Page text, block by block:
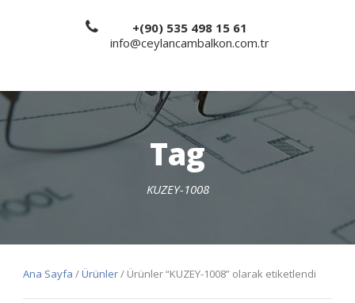
+(90) 535 498 15 61
info@ceylancambalkon.com.tr
Tag
KUZEY-1008
Ana Sayfa /Ürünler/ Ürünler “KUZEY-1008” olarak etiketlendi